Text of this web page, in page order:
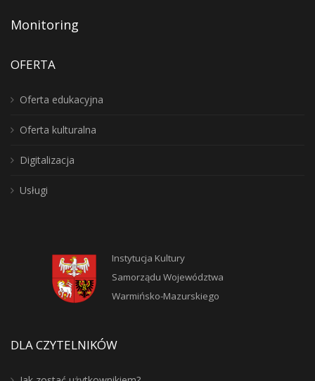
Monitoring
OFERTA
Oferta edukacyjna
Oferta kulturalna
Digitalizacja
Usługi
Instytucja Kultury
Samorządu Województwa
Warmińsko-Mazurskiego
DLA CZYTELNIKÓW